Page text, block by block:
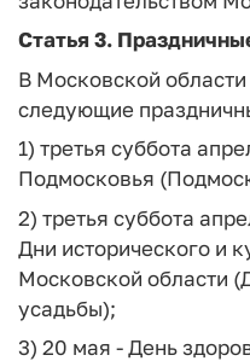
Статья 3.
В Московской
следующие
1) третья суббота
Подмосковья
2) третья суббота
Дни исторического и
Московской области
усадьбы);
3) 20 мая - День